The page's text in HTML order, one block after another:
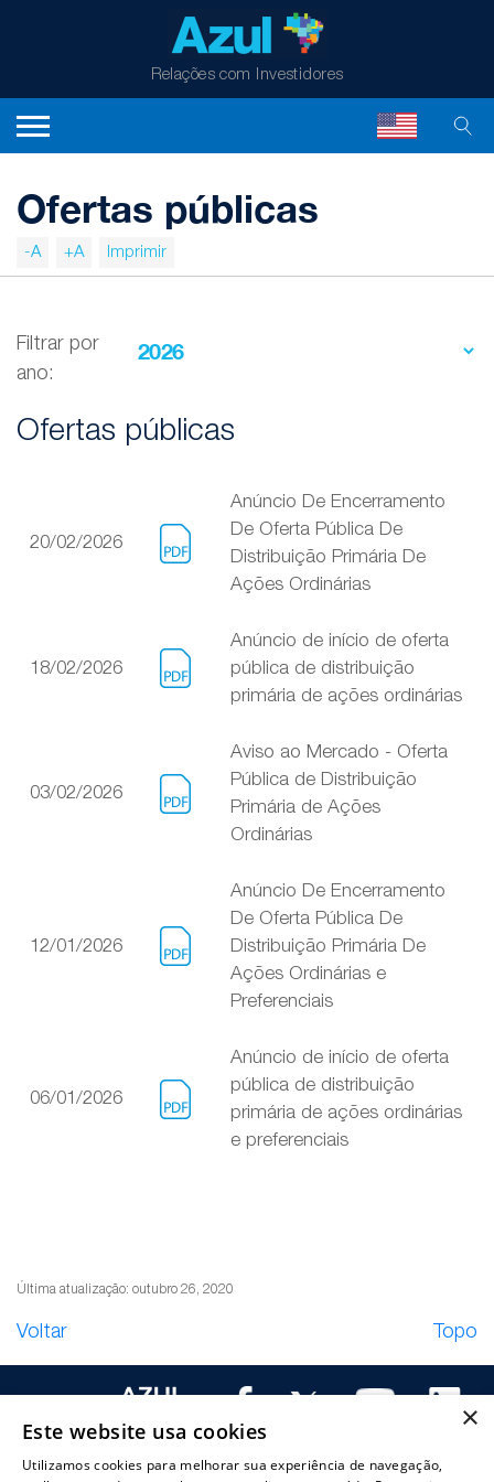
Relações com Investidores
Ofertas públicas
-A +A Imprimir
Filtrar por
ano:
Ofertas públicas
20/02/2026
Anúncio De Encerramento
De Oferta Pública De
Distribuição Primária De
Ações Ordinárias
18/02/2026
Anúncio de início de oferta
pública de distribuição
primária de ações ordinárias
03/02/2026
Aviso ao Mercado - Oferta
Pública de Distribuição
Primária de Ações
Ordinárias
12/01/2026
Anúncio De Encerramento
De Oferta Pública De
Distribuição Primária De
Ações Ordinárias e
Preferenciais
06/01/2026
Anúncio de início de oferta
pública de distribuição
primária de ações ordinárias
e preferenciais
Última atualização: outubro 26, 2020
Voltar Topo
×
Este website usa cookies
Utilizamos cookies para melhorar sua experiência de navegação,